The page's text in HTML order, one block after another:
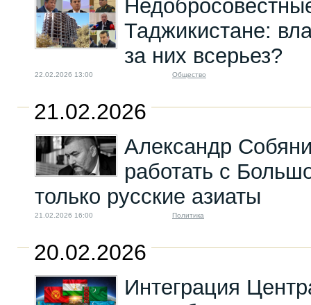
Таджикистане:
за них всерьез?
22.02.2026 13:00 Общество
21.02.2026
Александр
работать с
только русские азиаты
21.02.2026 16:00 Политика
20.02.2026
Интеграция